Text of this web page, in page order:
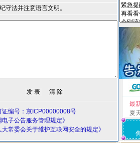
守法并注意语言文明。
证编号：京ICP00000008号
子公告服务管理规定》
常委会关于维护互联网安全的规定》
最
夏